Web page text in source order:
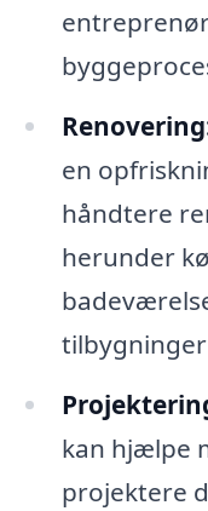
en
håndtere
herunder
kan hjælpe
projektere